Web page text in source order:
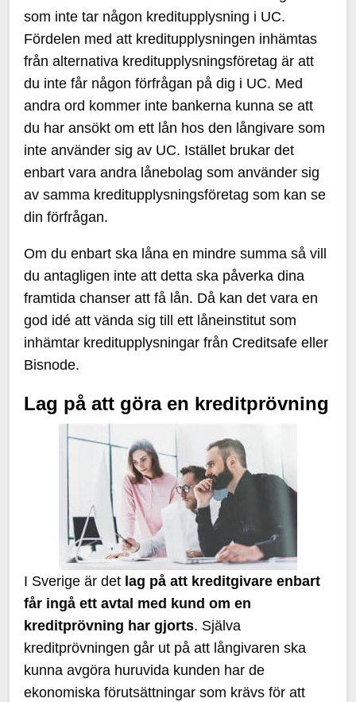
som inte tar någon kreditupplysning i UC.
Fördelen med att kreditupplysningen inhämtas
från alternativa kreditupplysningsföretag är att
du inte får någon förfrågan på dig i UC. Med
andra ord kommer inte bankerna kunna se att
du har ansökt om ett lån hos den långivare som
inte använder sig av UC. Istället brukar det
enbart vara andra lånebolag som använder sig
av samma kreditupplysningsföretag som kan se
din förfrågan.
Om du enbart ska låna en mindre summa så vill
du antagligen inte att detta ska påverka dina
framtida chanser att få lån. Då kan det vara en
god idé att vända sig till ett låneinstitut som
inhämtar kreditupplysningar från Creditsafe eller
Bisnode.
Lag på att göra en kreditprövning
I Sverige är det lag på att kreditgivare enbart
får ingå ett avtal med kund om en
kreditprövning har gjorts. Själva
kreditprövningen går ut på att långivaren ska
kunna avgöra huruvida kunden har de
ekonomiska förutsättningar som krävs för att